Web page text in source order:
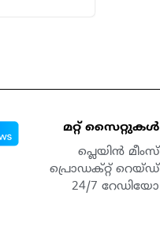
മറ്റ് സൈറ്റുകൾ
പ്ലെയിൻ മീംസ്
പ്രൊഡക്റ്റ് റെയ്ഡ്
24/7 റേഡിയോ